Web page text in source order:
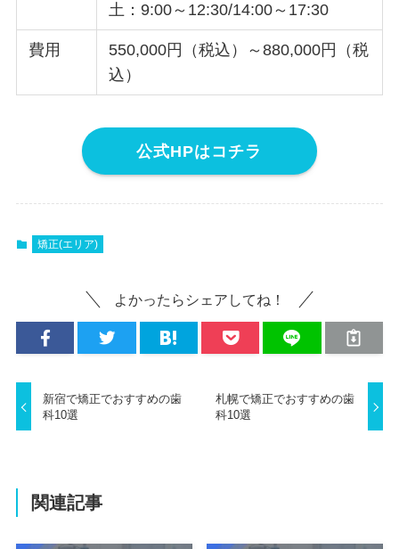
土：9:00～12:30/14:00～17:30
費用
550,000円（税込）～880,000円（税
込）
公式HPはコチラ
矯正(エリア)
よかったらシェアしてね！
新宿で矯正でおすすめの歯
科10選
札幌で矯正でおすすめの歯
科10選
関連記事